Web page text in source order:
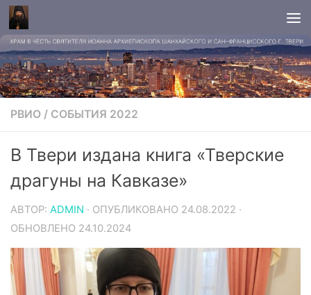
РВИО / СОБЫТИЯ 2022
В Твери издана книга «Тверские
драгуны на Кавказе»
АВТОР: ADMIN · ОПУБЛИКОВАНО 24.08.2022 ·
ОБНОВЛЕНО 24.10.2024